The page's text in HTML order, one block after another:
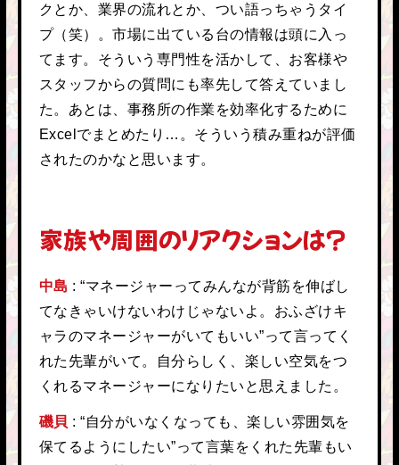
クとか、業界の流れとか、つい語っちゃうタイ
プ（笑）。市場に出ている台の情報は頭に入っ
てます。そういう専門性を活かして、お客様や
スタッフからの質問にも率先して答えていまし
た。あとは、事務所の作業を効率化するために
Excelでまとめたり…。そういう積み重ねが評価
されたのかなと思います。
家族や周囲のリアクションは？
中島
“マネージャーってみんなが背筋を伸ばし
てなきゃいけないわけじゃないよ。おふざけキ
ャラのマネージャーがいてもいい”って言ってく
れた先輩がいて。自分らしく、楽しい空気をつ
くれるマネージャーになりたいと思えました。
磯貝
“自分がいなくなっても、楽しい雰囲気を
保てるようにしたい”って言葉をくれた先輩もい